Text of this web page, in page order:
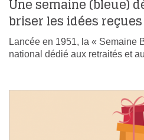
Une semaine (bleue)
briser les idées
Lancée en 1951, la « Semaine
national dédié aux retraités et